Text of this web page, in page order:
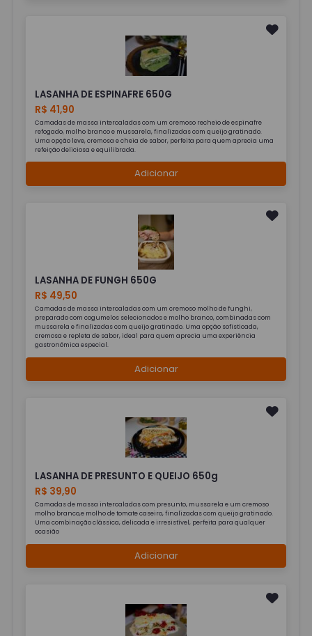
LASANHA DE ESPINAFRE 650G
R$ 41,90
Camadas de massa intercaladas com um cremoso recheio de espinafre
refogado, molho branco e mussarela, finalizadas com queijo gratinado.
Uma opção leve, cremosa e cheia de sabor, perfeita para quem aprecia uma
refeição deliciosa e equilibrada.
Adicionar
LASANHA DE FUNGH 650G
R$ 49,50
Camadas de massa intercaladas com um cremoso molho de funghi,
preparado com cogumelos selecionados e molho branco, combinadas com
mussarela e finalizadas com queijo gratinado. Uma opção sofisticada,
cremosa e repleta de sabor, ideal para quem aprecia uma experiência
gastronômica especial.
Adicionar
LASANHA DE PRESUNTO E QUEIJO 650g
R$ 39,90
Camadas de massa intercaladas com presunto, mussarela e um cremoso
molho branco,e molho de tomate caseiro, finalizadas com queijo gratinado.
Uma combinação clássica, delicada e irresistível, perfeita para qualquer
ocasião
Adicionar